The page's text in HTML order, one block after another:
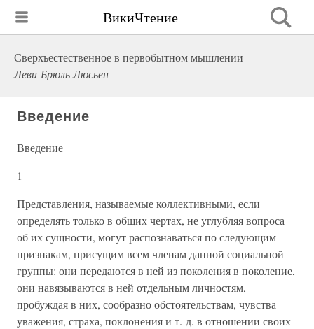
ВикиЧтение
Сверхъестественное в первобытном мышлении
Леви-Брюль Люсьен
Введение
Введение
1
Представления, называемые коллективными, если
определять только в общих чертах, не углубляя вопроса
об их сущности, могут распознаваться по следующим
признакам, присущим всем членам данной социальной
группы: они передаются в ней из поколения в поколение,
они навязываются в ней отдельным личностям,
пробуждая в них, сообразно обстоятельствам, чувства
уважения, страха, поклонения и т. д. в отношении своих